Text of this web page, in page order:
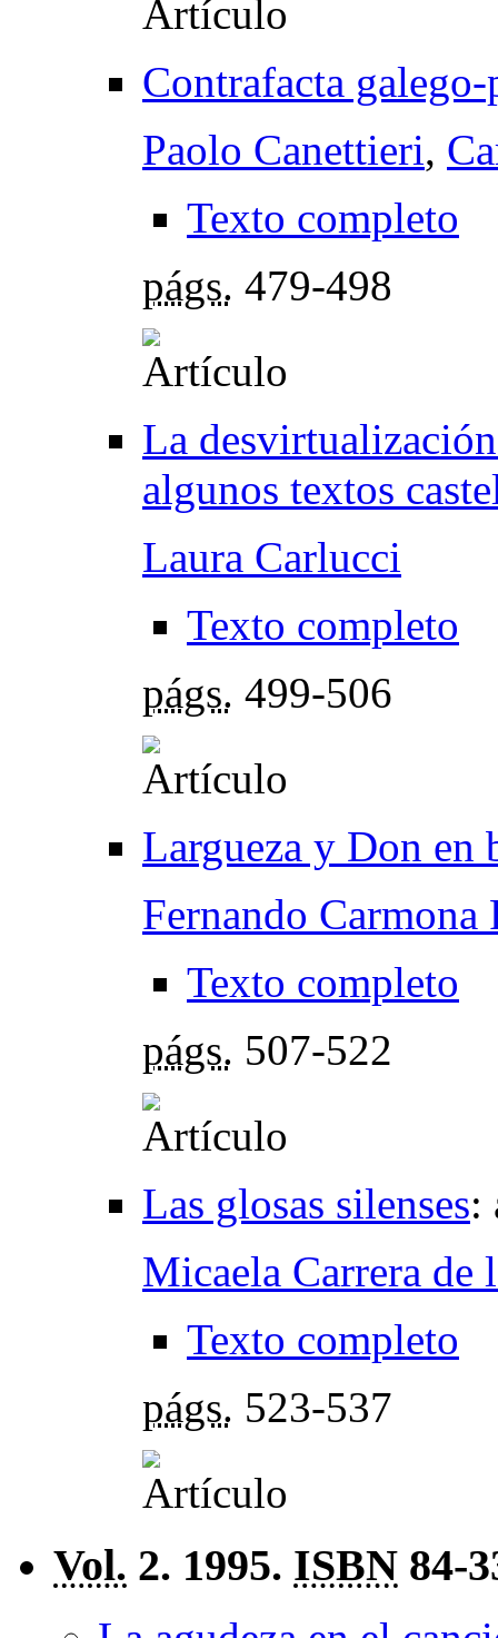
Contrafacta
Paolo Canettieri,
Texto completo
págs. 479-498
La
algunos textos
Laura Carlucci
Texto completo
págs. 499-506
Largueza y Don en
Fernando Carmona
Texto completo
págs. 507-522
Las glosas silenses:
Micaela Carrera de
Texto completo
págs. 523-537
Vol. 2. 1995. ISBN 84-